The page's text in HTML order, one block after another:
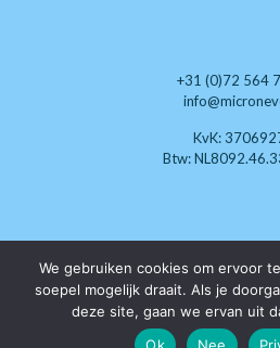
+31 (0)72 564
KvK:
Btw:
Wij zoeken nog
klimaat-
als dealer willen
We gebruiken cookies om ervoor
soepel mogelijk draait. Als je
deze site, gaan we ervan uit
Ok
Nee